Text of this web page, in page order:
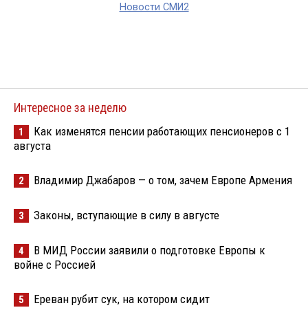
Новости СМИ2
Интересное за неделю
1
Как изменятся пенсии работающих пенсионеров с 1
августа
2 Владимир Джабаров — о том, зачем Европе Армения
3 Законы, вступающие в силу в августе
4
В МИД России заявили о подготовке Европы к
войне с Россией
5 Ереван рубит сук, на котором сидит